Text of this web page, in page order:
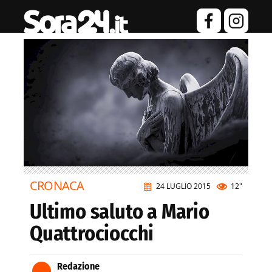
24 LUGLIO 2015 12"
CRONACA
Ultimo saluto a Mario
Quattrociocchi
Redazione